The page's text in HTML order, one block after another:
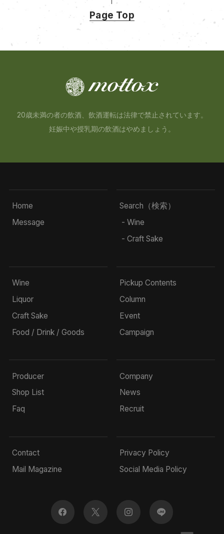
Page Top
20歳未満の者の飲酒、飲酒運転は法律で禁止されています。
妊娠中や授乳期の飲酒はやめましょう。
Home
Message
Search（検索）
- Wine
- Craft Sake
Wine
Liquor
Craft Sake
Food / Drink / Goods
Pickup Contents
Column
Event
Campaign
Producer
Shop List
Faq
Company
News
Recruit
Contact
Mail Magazine
Privacy Policy
Social Media Policy